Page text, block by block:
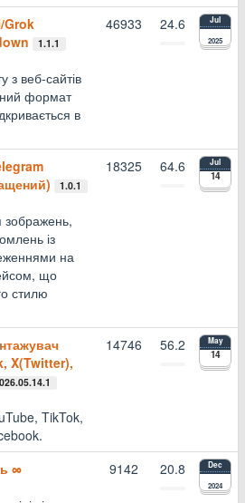
Grok
1.1.1
з веб‑сайтів
формат
в
46933 24.6 Jul
2025
1.0.1
зображень,
із
на
що
стилю
18325 64.6 Jul
14
X(Twitter),
TikTok,
14746 56.2 May
14
∞ 9142 20.8 Dec
2024